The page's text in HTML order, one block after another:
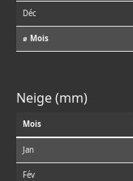
Déc
⌀ Mois
Neige (mm)
Mois
Jan
Fév